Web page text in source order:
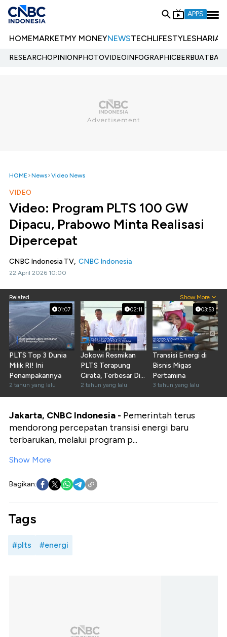
APPS
HOMEMARKETMY MONEYNEWSTECHLIFESTYLESHARIA
RESEARCHOPINIONPHOTOVIDEOINFOGRAPHIC
HOME News Video News
VIDEO
Video: Program PLTS 100 GW
Dipacu, Prabowo Minta Realisasi
Dipercepat
CNBC Indonesia TV, CNBC Indonesia
22 April 2026 10:00
Related Show More
01:07
PLTS Top 3 Dunia
Milik RI! Ini
Penampakannya
2 tahun yang lalu
02:11
Jokowi Resmikan
PLTS Terapung
Cirata, Terbesar Di
ASEAN
2 tahun yang lalu
03:53
Transisi Energi di
Bisnis Migas
Pertamina
3 tahun yang lalu
Jakarta, CNBC Indonesia - Pemerintah terus
mendorong percepatan transisi energi baru
terbarukan, melalui program p...
Show More
Bagikan:
Tags
#plts #energi